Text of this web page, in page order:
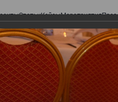
СтатьиКейсыМероприятия
СКЛАД.